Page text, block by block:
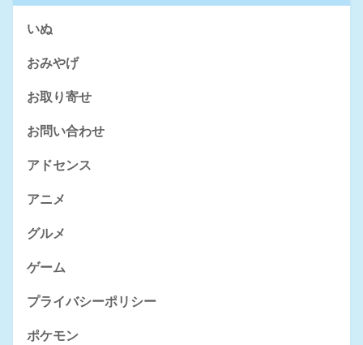
いぬ
おみやげ
お取り寄せ
お問い合わせ
アドセンス
アニメ
グルメ
ゲーム
プライバシーポリシー
ポケモン